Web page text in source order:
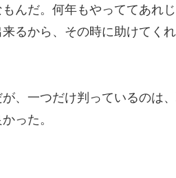
んだ。何年もやっててあれ
るから、その時に助けてく
、一つだけ判っているのは
った。